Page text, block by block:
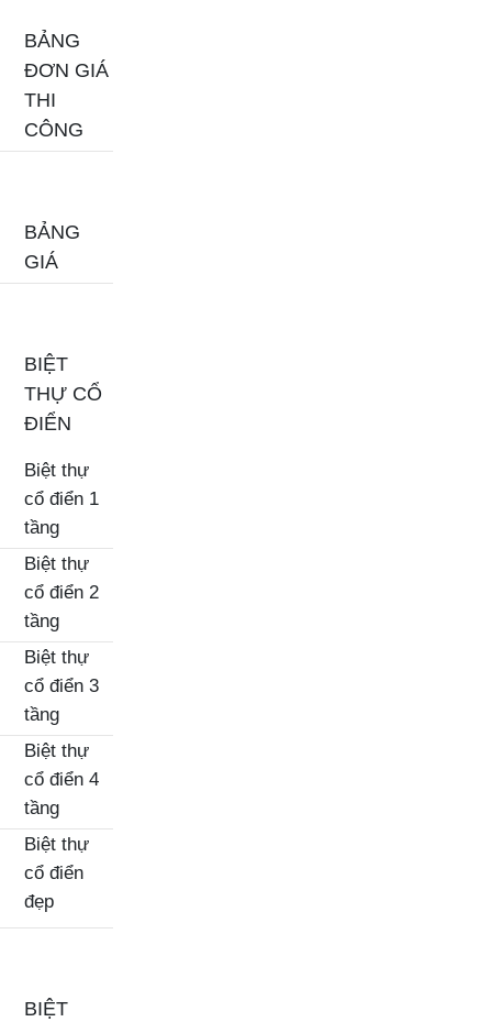
BẢNG
ĐƠN GIÁ
THI
CÔNG
BẢNG
GIÁ
BIỆT
THỰ CỔ
ĐIỂN
Biệt thự
cổ điển 1
tầng
Biệt thự
cổ điển 2
tầng
Biệt thự
cổ điển 3
tầng
Biệt thự
cổ điển 4
tầng
Biệt thự
cổ điển
đẹp
BIỆT